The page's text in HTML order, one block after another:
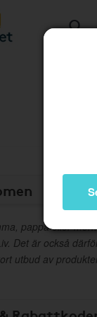
pappa eller
Det är också
utbud av